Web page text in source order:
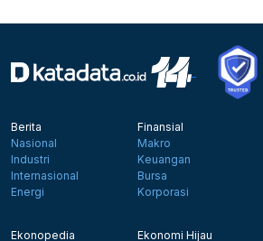
Berita
Nasional
Industri
Internasional
Energi
Finansial
Makro
Keuangan
Bursa
Korporasi
Ekonopedia
Ekonomi Hijau